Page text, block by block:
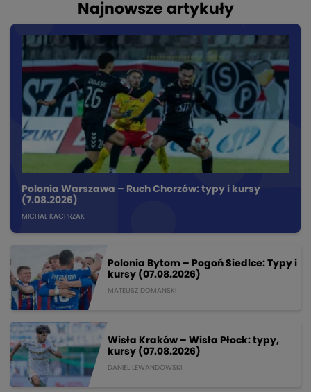
Najnowsze artykuły
Polonia Warszawa – Ruch Chorzów: typy i kursy
(7.08.2026)
MICHAL KACPRZAK
Polonia Bytom – Pogoń Siedlce: Typy i
kursy (07.08.2026)
MATEUSZ DOMANSKI
Wisła Kraków – Wisła Płock: typy,
kursy (07.08.2026)
DANIEL LEWANDOWSKI